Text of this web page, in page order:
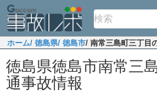
ホーム/ 徳島県/ 徳島市/ 南常三島町三丁目
徳島県徳島市南常三
通事故情報